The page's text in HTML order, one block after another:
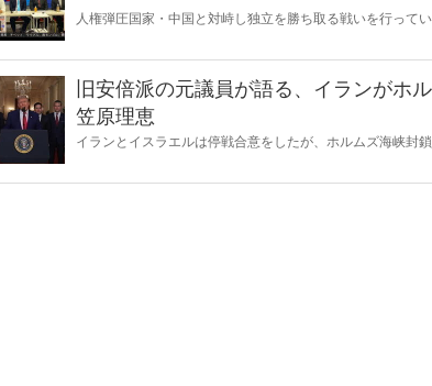
人権弾圧国家・中国と対峙し独立を勝ち取る戦いを行って
得るべき教訓とは何か。そして今年１０月、日本で内モン
旧安倍派の元議員が語る、イランがホ
笠原理恵
イランとイスラエルは停戦合意をしたが、ホルムズ海峡封
ろうか。元衆議院議員の長尾たかし氏は次のような見解